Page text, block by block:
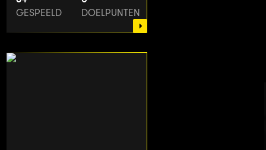
GESPEELD
DOELPUNTEN